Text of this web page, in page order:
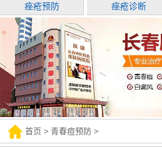
痤疮预防 痤疮诊断
首页 >青春痘预防 >